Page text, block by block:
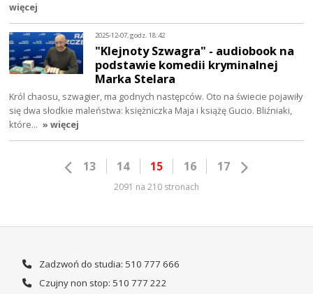
więcej
2025-12-07, godz. 18:42
"Klejnoty Szwagra" - audiobook na
podstawie komedii kryminalnej
Marka Stelara
Król chaosu, szwagier, ma godnych następców. Oto na świecie pojawiły
się dwa słodkie maleństwa: księżniczka Maja i książę Gucio. Bliźniaki,
które… » więcej
13 14 15 16 17
2091 na 210 stronach
Zadzwoń do studia: 510 777 666
Czujny non stop: 510 777 222